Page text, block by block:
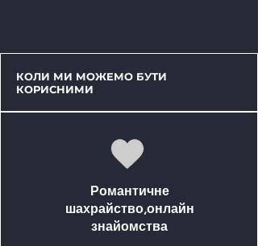
КОЛИ МИ МОЖЕМО БУТИ
КОРИСНИМИ
Романтичне
шахрайство,онлайн
знайомства